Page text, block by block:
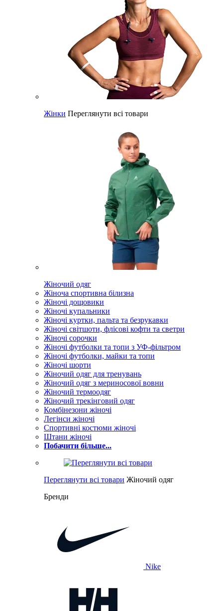
Жінки Переглянути всі товари
Жіночий одяг
Жіноча спортивна білизна
Жіночі дощовики
Жіночі купальники
Жіночі куртки, пальта та безрукавки
Жіночі світшоти, флісові кофти та светри
Жіночі сорочки
Жіночі футболки та топи з УФ-фільтром
Жіночі футболки, майки та топи
Жіночі шорти
Жіночий одяг для тренувань
Жіночий одяг з мериносової вовни
Жіночий термоодяг
Жіночий трекінговий одяг
Комбінезони жіночі
Легінси жіночі
Спортивні костюми жіночі
Штани жіночі
Побачити більше...
Переглянути всі товари Жіночий одяг
Бренди
Nike